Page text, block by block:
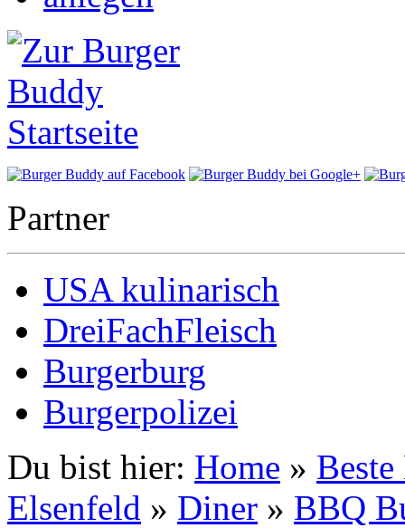
Partner
USA kulinarisch
DreiFachFleisch
Burgerburg
Burgerpolizei
Du bist hier: Home »
Elsenfeld » Diner » BBQ